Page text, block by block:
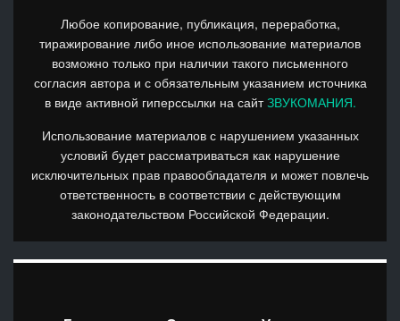
Любое копирование, публикация, переработка,
тиражирование либо иное использование материалов
возможно только при наличии такого письменного
согласия автора и с обязательным указанием источника
в виде активной гиперссылки на сайтЗВУКОМАНИЯ.
Использование материалов с нарушением указанных
условий будет рассматриваться как нарушение
исключительных прав правообладателя и может повлечь
ответственность в соответствии с действующим
законодательством Российской Федерации.